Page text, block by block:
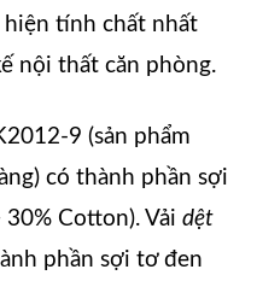
hiện tính chất nhất
nội thất căn phòng.
9 (sản phẩm
có thành phần sợi
Cotton). Vải dệt
phần sợi tơ đen